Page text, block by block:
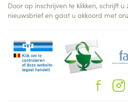
Door op inschrijven te klikken, schrijft
nieuwsbrief en gaat u akkoord met